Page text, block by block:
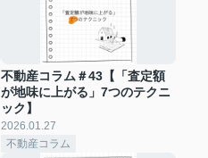
不動産コラム＃43【「査定額
が地味に上がる」7つのテクニ
ック】
2026.01.27
不動産コラム